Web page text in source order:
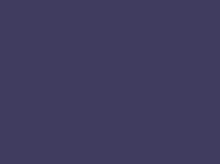
adipiscing mattis
sit pharetra